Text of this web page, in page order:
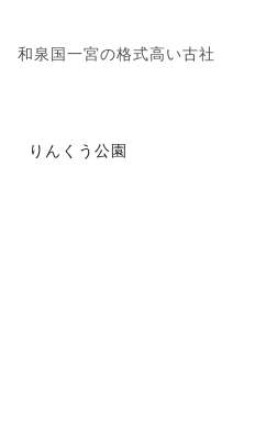
和泉国一宮の格式高い古社
りんくう公園